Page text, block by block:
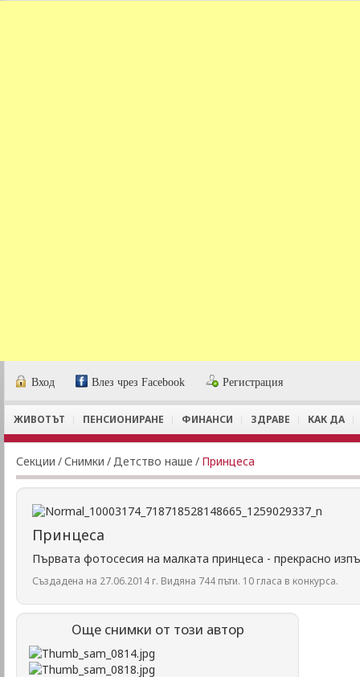
Вход Влез чрез Facebook Регистрация
ЖИВОТЪТ ПЕНСИОНИРАНЕ ФИНАНСИ ЗДРАВЕ КАК ДА
Секции /Снимки /Детство наше / Принцеса
Принцеса
Първата фотосесия на малката принцеса - прекрасно
Създадена на 27.06.2014 г. Видяна 744 пъти. 10 гласа в конкурса.
Още снимки от този автор